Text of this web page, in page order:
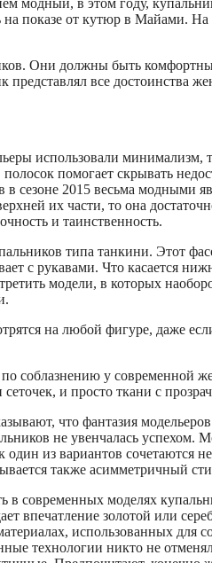
модный, в этом году,
показе от кутюр в Майами.
Они должны быть
все достоинства
использовали минимализм,
помогает скрывать
сезоне 2015 весьма модными
их части, то она
и таинственность.
типа танкини. Этот
с рукавами. Что касается
модели, в которых
на любой фигуре, даже
соблазнению у современной
и просто ткани с
что фантазия
не увенчалась успехом.
из вариантов сочетаются
также асимметричный
в современных моделях
впечатление золотой или
использованных для
технологии никто не